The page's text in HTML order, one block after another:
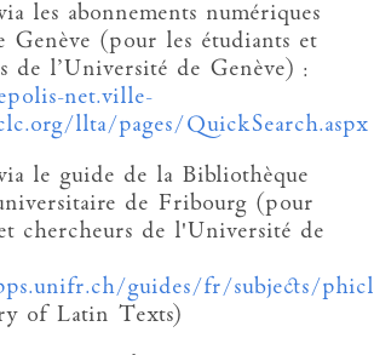
les abonnements numériques
(pour les étudiants et
de l’Université de Genève) :
net.ville-
llta/pages/QuickSearch.aspx
le guide de la Bibliothèque
de Fribourg (pour
chercheurs de l'Université de
guides/fr/subjects/
of Latin Texts)